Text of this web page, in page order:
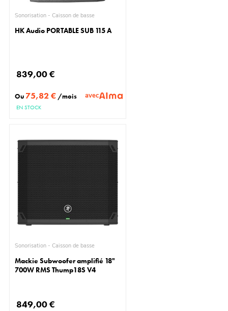
Sonorisation - Caisson de basse
HK Audio PORTABLE SUB 115 A
839,00 €
Ou 75,82 € /mois avec
EN STOCK
Sonorisation - Caisson de basse
Mackie Subwoofer amplifié 18"
700W RMS Thump18S V4
849,00 €